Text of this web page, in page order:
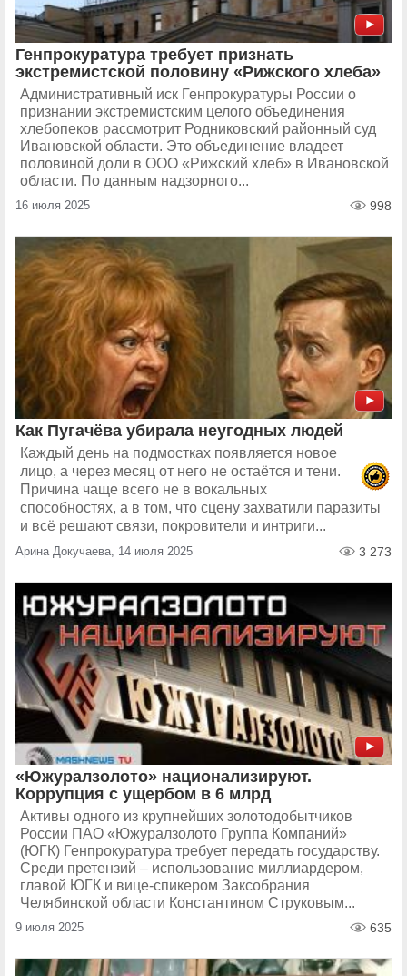
Генпрокуратура требует признать
экстремистской половину «Рижского хлеба»
Административный иск Генпрокуратуры России о
признании экстремистским целого объединения
хлебопеков рассмотрит Родниковский районный суд
Ивановской области. Это объединение владеет
половиной доли в ООО «Рижский хлеб» в Ивановской
области. По данным надзорного...
16 июля 2025 998
Как Пугачёва убирала неугодных людей
Каждый день на подмостках появляется новое
лицо, а через месяц от него не остаётся и тени.
Причина чаще всего не в вокальных
способностях, а в том, что сцену захватили паразиты
и всё решают связи, покровители и интриги...
Арина Докучаева, 14 июля 2025 3 273
«Южуралзолото» национализируют.
Коррупция с ущербом в 6 млрд
Активы одного из крупнейших золотодобытчиков
России ПАО «Южуралзолото Группа Компаний»
(ЮГК) Генпрокуратура требует передать государству.
Среди претензий – использование миллиардером,
главой ЮГК и вице-спикером Заксобрания
Челябинской области Константином Струковым...
9 июля 2025 635